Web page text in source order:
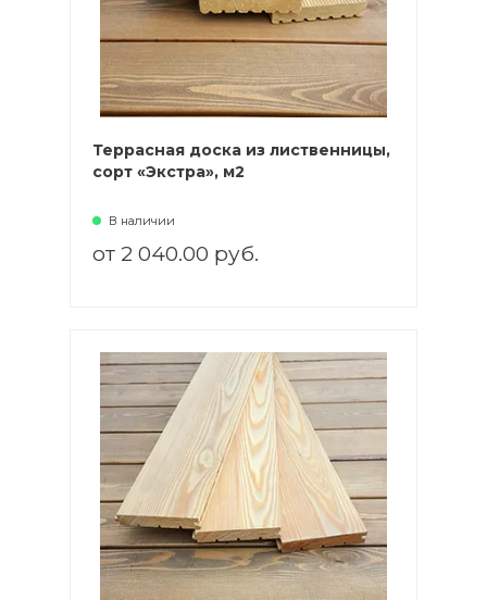
Террасная доска из лиственницы,
сорт «Экстра», м2
В наличии
от 2 040.00 руб.